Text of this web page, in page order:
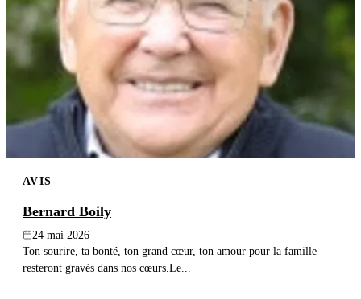
AVIS
Bernard Boily
24 mai 2026
Ton sourire, ta bonté, ton grand cœur, ton amour pour la famille
resteront gravés dans nos cœurs.Le...